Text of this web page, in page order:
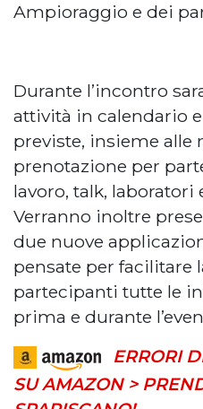
Ampioraggio e dei
Durante l’incontro
attività in calendario
previste, insieme alle
prenotazione per
lavoro, talk, laboratori
Verranno inoltre
due nuove
pensate per facilitare
partecipanti tutte le
prima e durante
ERRORI
SU AMAZON >